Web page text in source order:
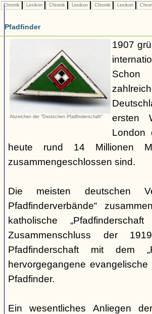
Chronik Lexikon Chronik Lexikon Chronik Lexikon
Pfadfinder
Abzeichen der "Deutschen Pfadfinderschaft"
1907
Schon
ersten
London
heute rund 14 Millionen
zusammengeschlossen sind.
Die meisten deutschen
Pfadfinderverbände“
katholische
Zusammenschluss der
Pfadfinderschaft mit dem
hervorgegangene
Pfadfinder.
Ein wesentliches Anliegen